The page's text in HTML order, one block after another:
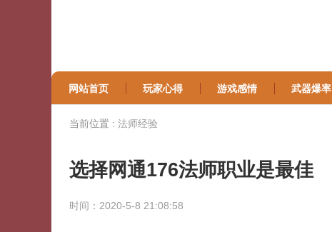
网站首页 玩家心得 游戏感情 武器爆率
当前位置 : 法师经验
选择网通176法师职业是最佳
时间：2020-5-8 21:08:58